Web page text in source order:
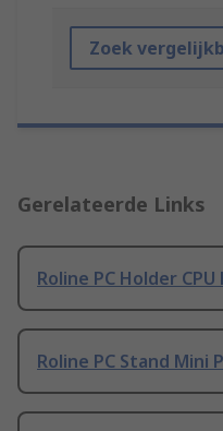
Zoek
Gerelateerde Links
Roline PC Holder
Roline PC Stand Mini